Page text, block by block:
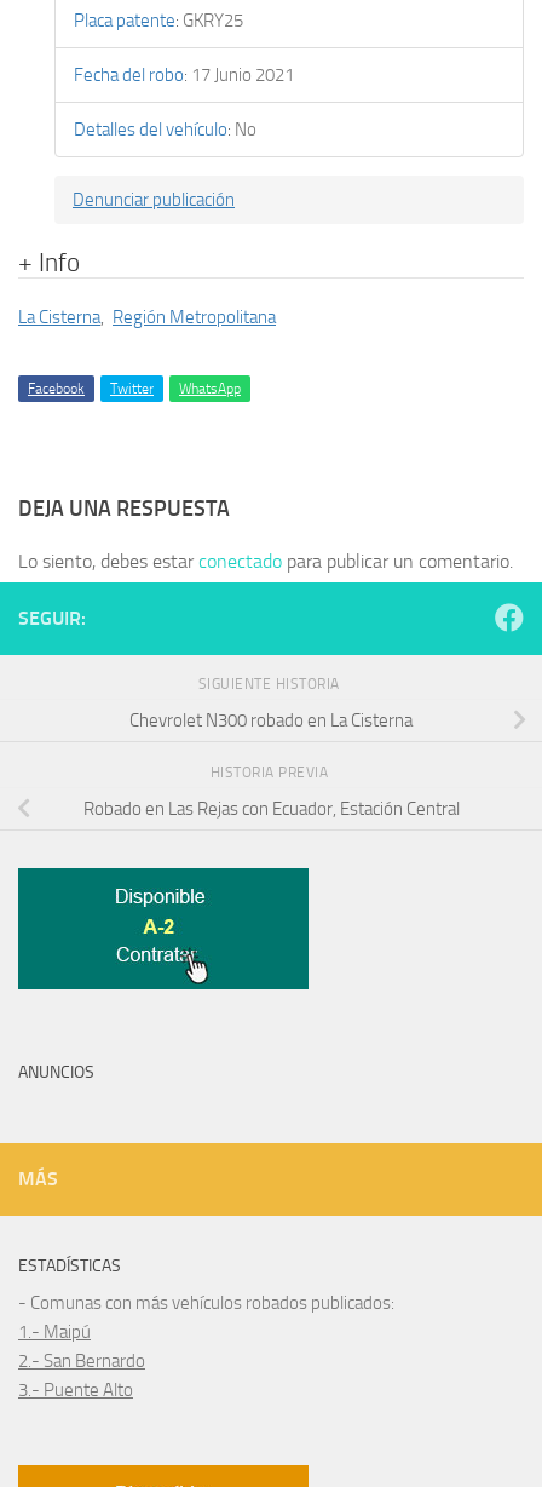
Placa patente: GKRY25
Fecha del robo: 17 Junio 2021
Detalles del vehículo: No
Denunciar publicación
+ Info
La Cisterna, Región Metropolitana
Facebook Twitter WhatsApp
DEJA UNA RESPUESTA
Lo siento, debes estarconectado para publicar un comentario.
SEGUIR:
SIGUIENTE HISTORIA
Chevrolet N300 robado en La Cisterna
HISTORIA PREVIA
Robado en Las Rejas con Ecuador, Estación Central
ANUNCIOS
MÁS
ESTADÍSTICAS
- Comunas con más vehículos robados publicados:
1.- Maipú
2.- San Bernardo
3.- Puente Alto